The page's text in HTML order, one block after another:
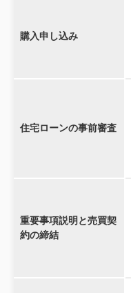
購入申し込み
住宅ローンの事前審査
重要事項説明と売買契
約の締結